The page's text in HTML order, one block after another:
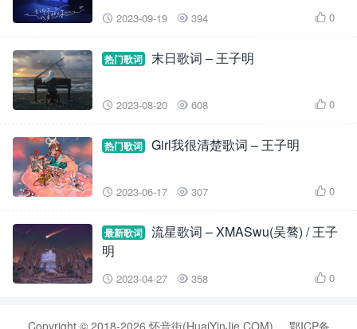
 2023-09-19  394  0
热门歌词 末日歌词 – 王子明
 2023-08-20  608  0
热门歌词 Girl我很清楚歌词 – 王子明
 2023-06-17  307  0
最新歌词
流星歌词 – XMASwu(吴骜) / 王子
明
 2023-04-27  358  0
Copyright © 2018-2026 怀音街(HuaiYinJie.COM) 鄂ICP备